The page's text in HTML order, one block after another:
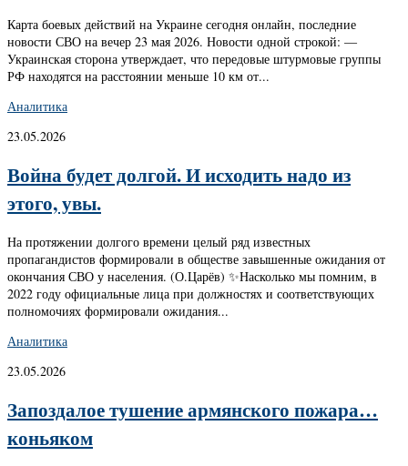
Карта боевых действий на Украине сегодня онлайн, последние
новости СВО на вечер 23 мая 2026. Новости одной строкой: —
Украинская сторона утверждает, что передовые штурмовые группы
РФ находятся на расстоянии меньше 10 км от...
Аналитика
23.05.2026
Война будет долгой. И исходить надо из
этого, увы.
На протяжении долгого времени целый ряд известных
пропагандистов формировали в обществе завышенные ожидания от
окончания СВО у населения. (О.Царёв) ✨Насколько мы помним, в
2022 году официальные лица при должностях и соответствующих
полномочиях формировали ожидания...
Аналитика
23.05.2026
Запоздалое тушение армянского пожара…
коньяком